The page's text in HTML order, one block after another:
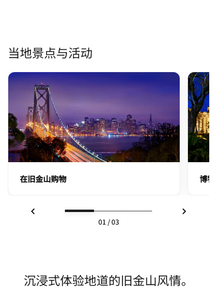
当地景点与活动
在旧金山购物 博
01 /03
沉浸式体验地道的旧金山风情。